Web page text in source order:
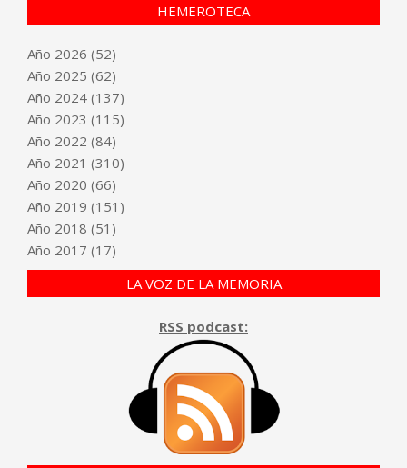
HEMEROTECA
Año 2026 (52)
Año 2025 (62)
Año 2024 (137)
Año 2023 (115)
Año 2022 (84)
Año 2021 (310)
Año 2020 (66)
Año 2019 (151)
Año 2018 (51)
Año 2017 (17)
LA VOZ DE LA MEMORIA
RSS podcast: